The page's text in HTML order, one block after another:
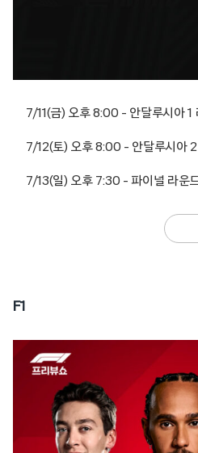
7/11(금) 오후 8:00 – 안달루시아 1
7/12(토) 오후 8:00 – 안달루시아
7/13(일) 오후 7:30 – 파이널 라운
F1